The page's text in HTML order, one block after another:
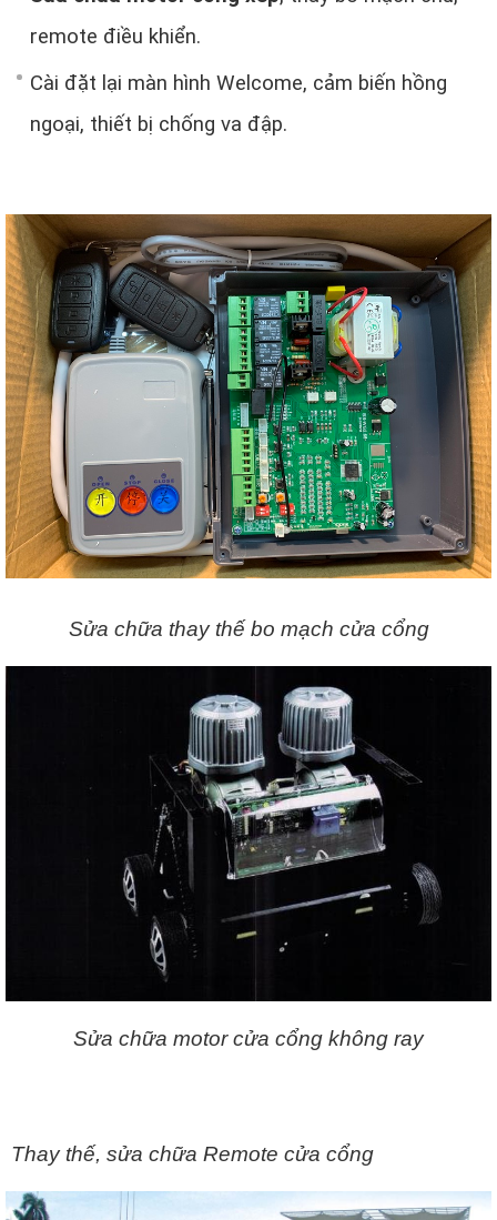
Cài đặt lại màn hình Welcome, cảm biến hồng
ngoại, thiết bị chống va đập.
Sửa chữa motor cửa cổng không ray